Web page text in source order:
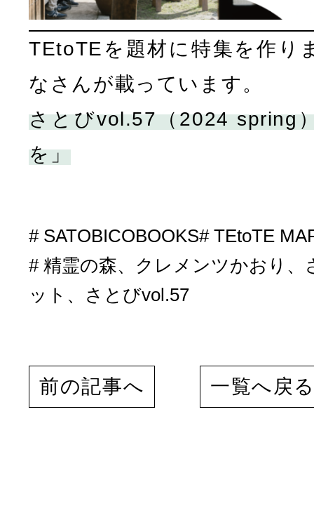
TEtoTEを題材に特集を作り
なさんが載っています。
さとびvol.57（2024 spring
を」
SATOBICOBOOKS TEtoTE
精霊の森、クレメンツかおり、
ット、さとびvol.57
前の記事へ 一覧へ戻